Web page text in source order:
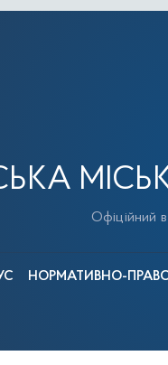
Офіційний
НОРМАТИВНО-